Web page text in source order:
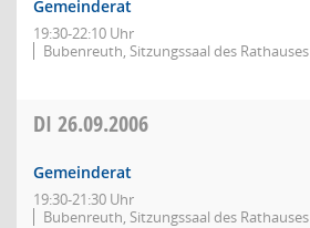
Gemeinderat
19:30-22:10 Uhr
Bubenreuth, Sitzungssaal des Rathauses
DI 26.09.2006
Gemeinderat
19:30-21:30 Uhr
Bubenreuth, Sitzungssaal des Rathauses